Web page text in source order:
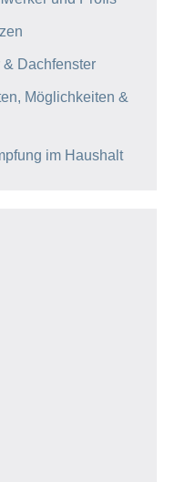
Dachfenster
Möglichkeiten &
im Haushalt